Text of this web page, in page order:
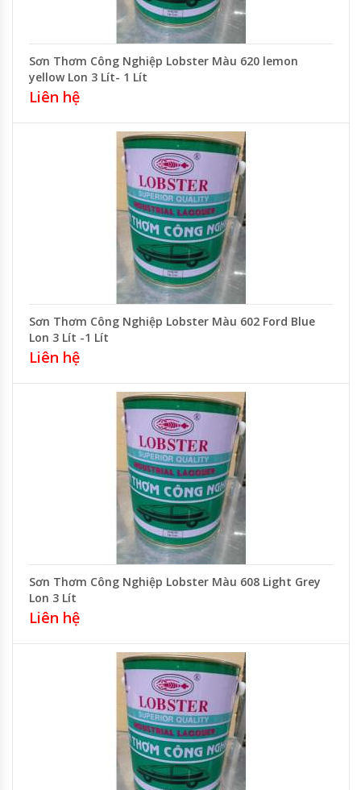
Sơn Thơm Công Nghiệp Lobster Màu 620 lemon
yellow Lon 3 Lít- 1 Lít
Liên hệ
Sơn Thơm Công Nghiệp Lobster Màu 602 Ford Blue
Lon 3 Lít -1 Lít
Liên hệ
Sơn Thơm Công Nghiệp Lobster Màu 608 Light Grey
Lon 3 Lít
Liên hệ